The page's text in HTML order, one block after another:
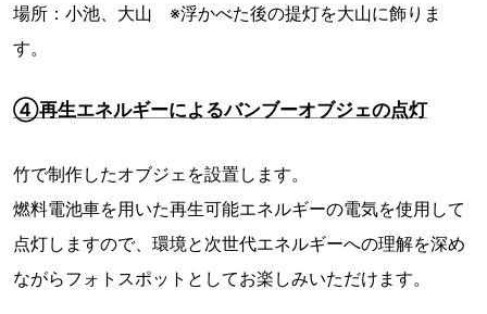
場所：小池、大山 ※浮かべた後の提灯を大山に飾りま
す。
④再生エネルギーによるバンブーオブジェの点灯
竹で制作したオブジェを設置します。
燃料電池車を用いた再生可能エネルギーの電気を使用して
点灯しますので、環境と次世代エネルギーへの理解を深め
ながらフォトスポットとしてお楽しみいただけます。